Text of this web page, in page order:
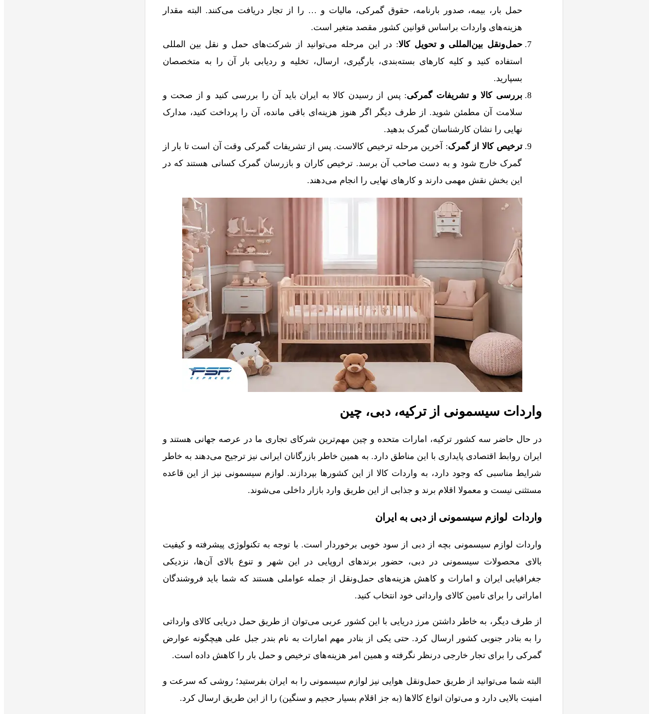
حمل بار، بیمه، صدور بارنامه، حقوق گمرکی، مالیات و … را از تجار دریافت می‌کنند. البته مقدار
هزینه‌های واردات براساس قوانین کشور مقصد متغیر است.
حمل‌ونقل بین‌المللی و تحویل کالا: در این مرحله می‌توانید از شرکت‌های حمل و نقل بین المللی
استفاده کنید و کلیه کارهای بسته‌بندی، بارگیری، ارسال، تخلیه و ردیابی بار آن را به متخصصان
بسپارید.
بررسی کالا و تشریفات گمرکی: پس از رسیدن کالا به ایران باید آن را بررسی کنید و از صحت و
سلامت آن مطمئن شوید. از طرف دیگر اگر هنوز هزینه‌ای باقی مانده، آن را پرداخت کنید، مدارک
نهایی را نشان کارشناسان گمرک بدهید.
ترخیص کالا از گمرک: آخرین مرحله ترخیص کالاست. پس از تشریفات گمرکی وقت آن است تا بار از
گمرک خارج شود و به دست صاحب آن برسد. ترخیص کاران و بازرسان گمرک کسانی هستند که در
این بخش نقش مهمی دارند و کارهای نهایی را انجام می‌دهند.
واردات سیسمونی از ترکیه، دبی، چین
در حال حاضر سه کشور ترکیه، امارات متحده و چین مهم‌ترین شرکای تجاری ما در عرصه جهانی هستند و
ایران روابط اقتصادی پایداری با این مناطق دارد. به همین خاطر بازرگانان ایرانی نیز ترجیح می‌دهند به خاطر
شرایط مناسبی که وجود دارد، به واردات کالا از این کشورها بپردازند. لوازم سیسمونی نیز از این قاعده
مستثنی نیست و معمولا اقلام برند و جذابی از این طریق وارد بازار داخلی می‌شوند.
واردات لوازم سیسمونی از دبی به ایران
واردات لوازم سیسمونی بچه از دبی از سود خوبی برخوردار است. با توجه به تکنولوژی پیشرفته و کیفیت
بالای محصولات سیسمونی در دبی، حضور برندهای اروپایی در این شهر و تنوع بالای آن‌ها، نزدیکی
جغرافیایی ایران و امارات و کاهش هزینه‌های حمل‌ونقل از جمله عواملی هستند که شما باید فروشندگان
اماراتی را برای تامین کالای وارداتی خود انتخاب کنید.
از طرف دیگر، به خاطر داشتن مرز دریایی با این کشور عربی می‌توان از طریق حمل دریایی کالای وارداتی
را به بنادر جنوبی کشور ارسال کرد. حتی یکی از بنادر مهم امارات به نام بندر جبل علی هیچگونه عوارض
گمرکی را برای تجار خارجی درنظر نگرفته و همین امر هزینه‌های ترخیص و حمل بار را کاهش داده است.
البته شما می‌توانید از طریق حمل‌ونقل هوایی نیز لوازم سیسمونی را به ایران بفرستید؛ روشی که سرعت و
امنیت بالایی دارد و می‌توان انواع کالاها (به جز اقلام بسیار حجیم و سنگین) را از این طریق ارسال کرد.